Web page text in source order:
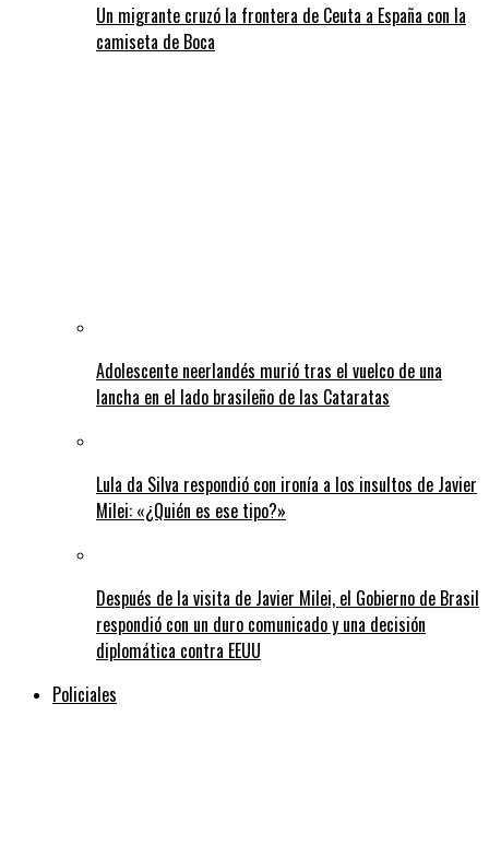
Un migrante cruzó la frontera de Ceuta a España con la
camiseta de Boca
Adolescente neerlandés murió tras el vuelco de una
lancha en el lado brasileño de las Cataratas
Lula da Silva respondió con ironía a los insultos de Javier
Milei: «¿Quién es ese tipo?»
Después de la visita de Javier Milei, el Gobierno de Brasil
respondió con un duro comunicado y una decisión
diplomática contra EEUU
Policiales